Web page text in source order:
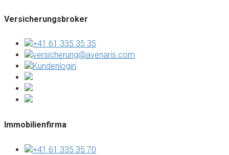
Versicherungsbroker
+41 61 335 35 35
versicherung@avenaris.com
Kundenlogin
Immobilienfirma
+41 61 335 35 70